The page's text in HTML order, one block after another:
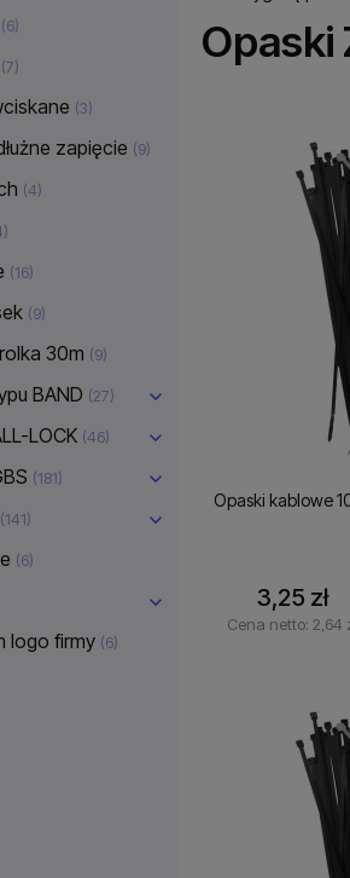
(6)
(7)
(3)
zapięcie (9)
(4)
(16)
(9)
30m (9)
BAND (27)
LOCK (46)
(181)
(141)
(6)
logo firmy (6)
Opaski
Opaski kablowe
3,25 zł
Cena netto: 2,64